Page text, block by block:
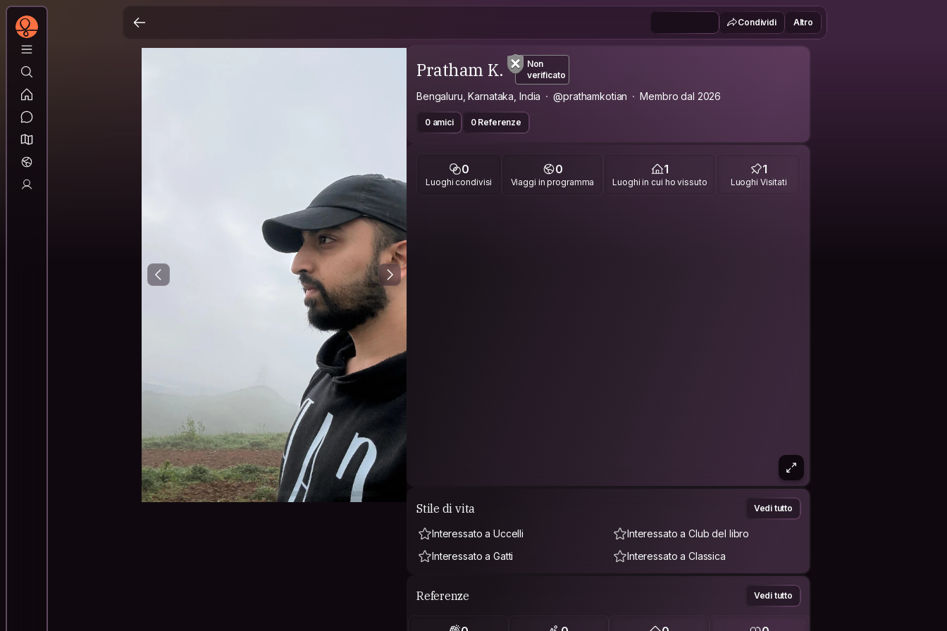
Condividi Altro
Pratham K.
Non
verificato
Bengaluru, Karnataka, India @prathamkotian Membro dal 2026
0 amici 0 Referenze
0
Luoghi condivisi
0
Viaggi in programma
1
Luoghi in cui ho vissuto
1
Luoghi Visitati
Stile di vita Vedi tutto
Interessato a Uccelli
Interessato a Club del libro
Interessato a Gatti
Interessato a Classica
Referenze Vedi tutto